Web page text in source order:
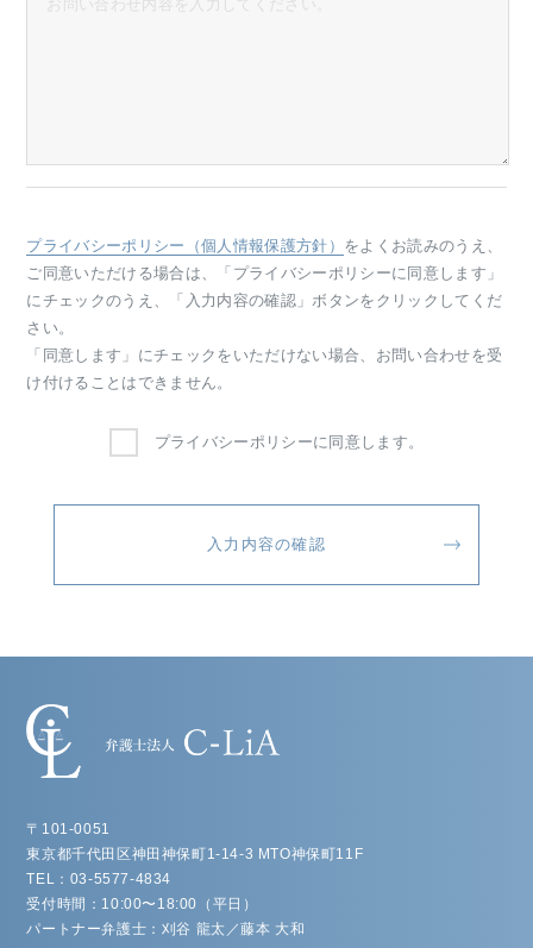
プライバシーポリシー（個人情報保護方針） をよくお読みのうえ、
ご同意いただける場合は、「プライバシーポリシーに同意します」
にチェックのうえ、
「入力内容の確認」ボタンをクリックしてくだ
さい。
「同意します」にチェックをいただけない場合、お問い合わせを受
け付けることはできません。
プライバシーポリシーに同意します。
〒101-0051
東京都千代田区神田神保町1-14-3 MTO神保町11F
TEL：03-5577-4834
受付時間：10:00〜18:00（平日）
パートナー弁護士：刈谷 龍太／藤本 大和